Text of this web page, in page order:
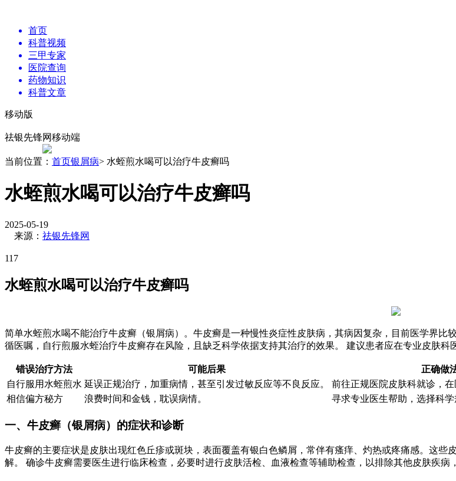
首页
科普视频
三甲专家
医院查询
药物知识
科普文章
移动版
祛银先锋网移动端
当前位置： 首页银屑病> 水蛭煎水喝可以治疗牛皮癣吗
水蛭煎水喝可以治疗牛皮癣吗
2025-05-19
来源： 祛银先锋网
117
水蛭煎水喝可以治疗牛皮癣吗
简单水蛭煎水喝不能治疗牛皮癣（银屑病）。牛皮癣是一种慢性炎症性皮肤病，其病因复杂，目前医学界
循医嘱，自行煎服水蛭治疗牛皮癣存在风险，且缺乏科学依据支持其治疗的效果。 建议患者应在专业皮肤
错误治疗方法 可能后果
正确做
自行服用水蛭煎水 延误正规治疗，加重病情，甚至引发过敏反应等不良反应。
前往正规医院皮肤科就诊，在
相信偏方秘方
浪费时间和金钱，耽误病情。 寻求专业医生帮助，选择科学
一、牛皮癣（银屑病）的症状和诊断
牛皮癣的主要症状是皮肤出现红色丘疹或斑块，表面覆盖有银白色鳞屑，常伴有瘙痒、灼热或疼痛感。这
解。 确诊牛皮癣需要医生进行临床检查，必要时进行皮肤活检、血液检查等辅助检查，以排除其他皮肤疾病